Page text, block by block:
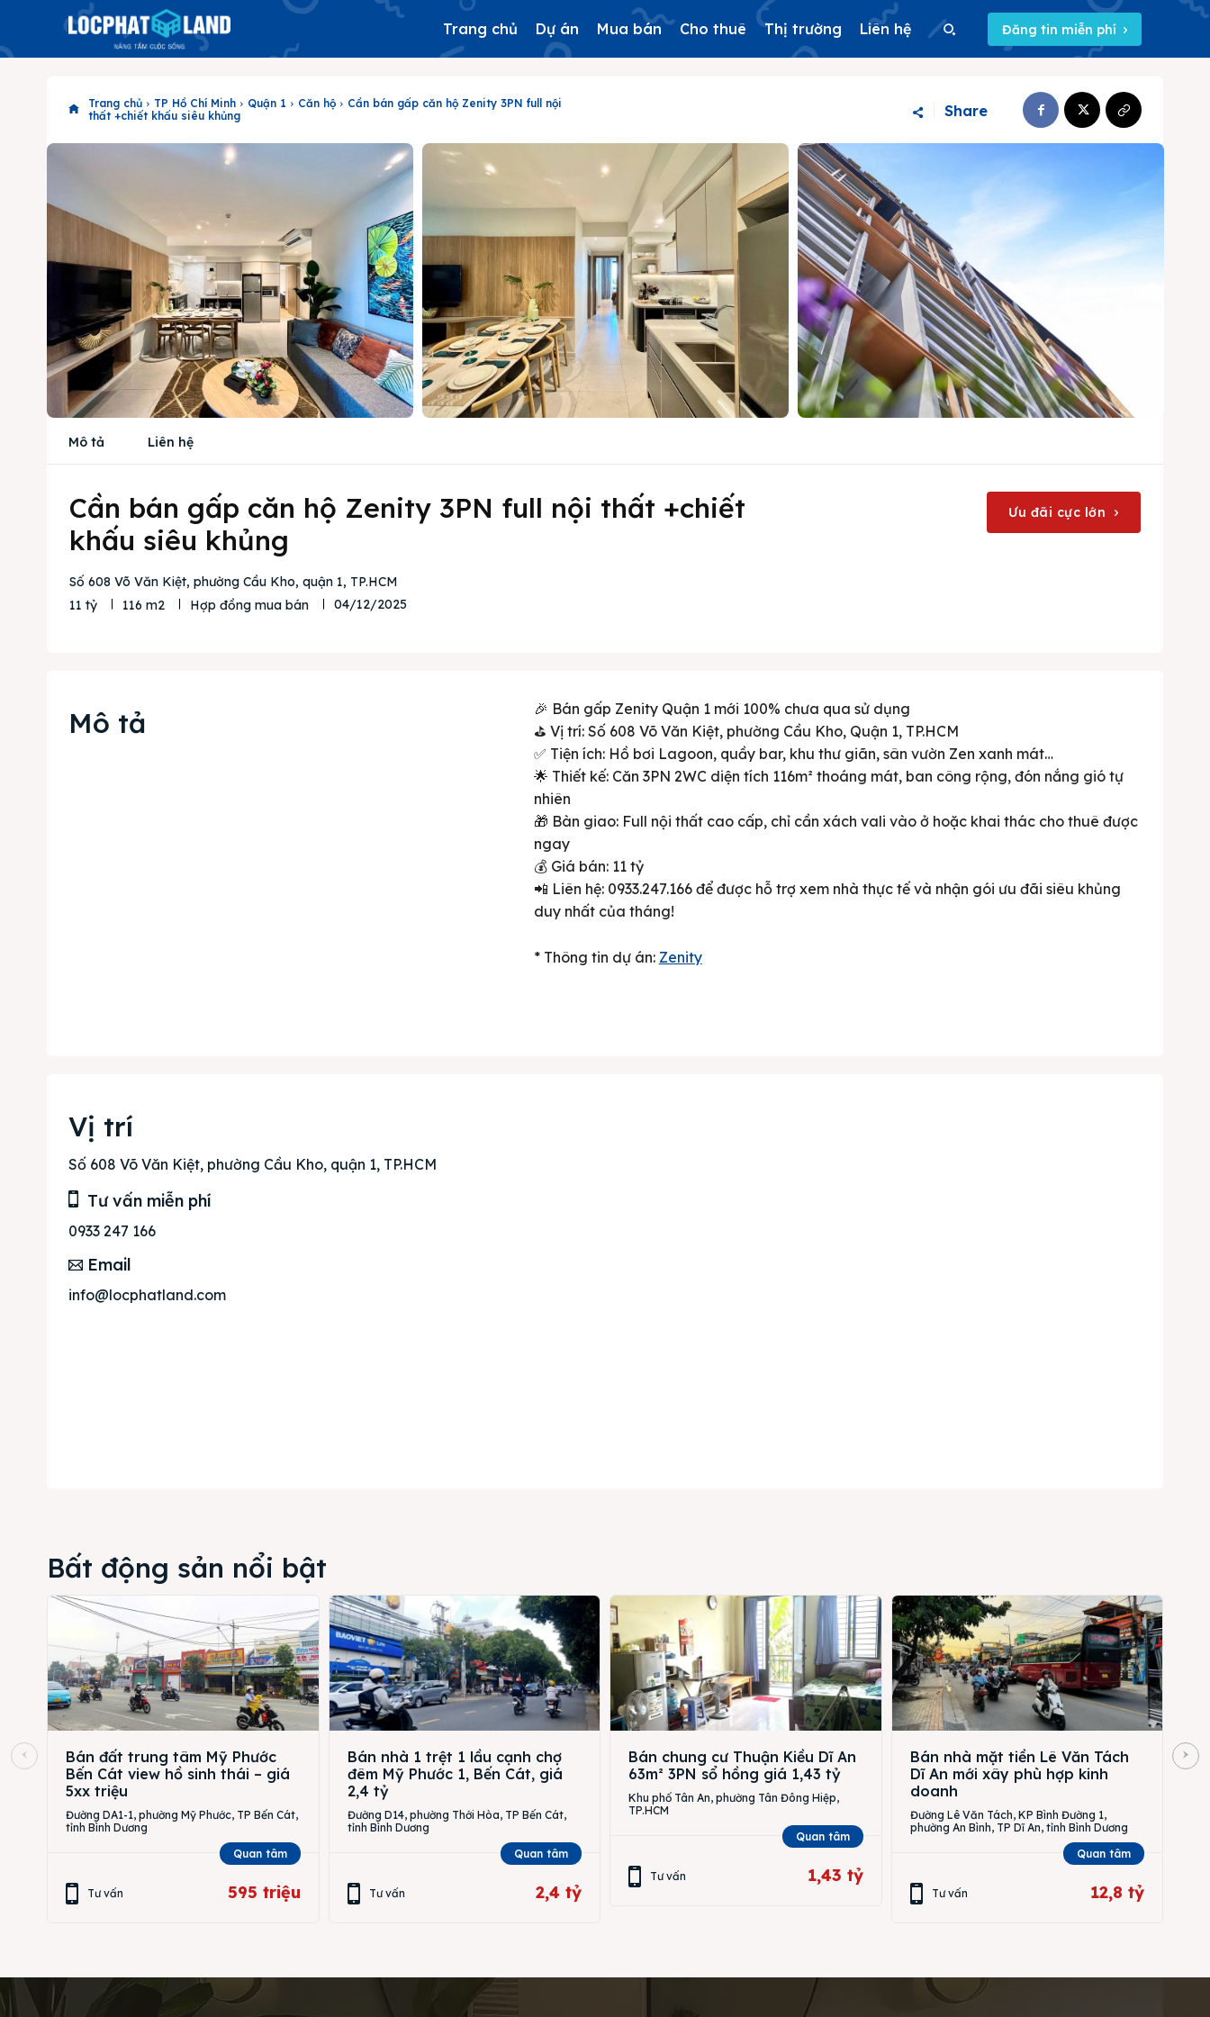
Search
Mua bán
Trang chủ Dự án Mua bán Cho thuê Thị trường Liên hệ Đăng tin miễn phí
Trang chủ TP Hồ Chí Minh Quận 1 Căn hộ
Cần bán gấp căn hộ Zenity 3PN full nội
thất +chiết khấu siêu khủng
Share
Mô tả Liên hệ
Cần bán gấp căn hộ Zenity 3PN full nội thất +chiết
khấu siêu khủng
Số 608 Võ Văn Kiệt, phường Cầu Kho, quận 1, TP.HCM
11 tỷ
116 m2 Hợp đồng mua bán 04/12/2025
Ưu đãi cực lớn
Mô tả
🎉 Bán gấp Zenity Quận 1 mới 100% chưa qua sử dụng
⛳ Vị trí: Số 608 Võ Văn Kiệt, phường Cầu Kho, Quận 1, TP.HCM
✅ Tiện ích: Hồ bơi Lagoon, quầy bar, khu thư giãn, sân vườn Zen xanh mát…
🌟 Thiết kế: Căn 3PN 2WC diện tích 116m² thoáng mát, ban công rộng, đón nắng gió tự
nhiên
🎁 Bàn giao: Full nội thất cao cấp, chỉ cần xách vali vào ở hoặc khai thác cho thuê được
ngay
💰 Giá bán: 11 tỷ
📲 Liên hệ: 0933.247.166 để được hỗ trợ xem nhà thực tế và nhận gói ưu đãi siêu khủng
duy nhất của tháng!
* Thông tin dự án: Zenity
Vị trí
Số 608 Võ Văn Kiệt, phường Cầu Kho, quận 1, TP.HCM
Tư vấn miễn phí
0933 247 166
Email
info@locphatland.com
Bất động sản nổi bật
Bán đất trung tâm Mỹ Phước
Bến Cát view hồ sinh thái – giá
5xx triệu
Đường DA1-1, phường Mỹ Phước, TP Bến Cát,
tỉnh Bình Dương
Quan tâm
Tư vấn 595 triệu
Bán nhà 1 trệt 1 lầu cạnh chợ
đêm Mỹ Phước 1, Bến Cát, giá
2,4 tỷ
Đường D14, phường Thới Hòa, TP Bến Cát,
tỉnh Bình Dương
Quan tâm
Tư vấn 2,4 tỷ
Bán chung cư Thuận Kiều Dĩ An
63m² 3PN sổ hồng giá 1,43 tỷ
Khu phố Tân An, phường Tân Đông Hiệp,
TP.HCM
Quan tâm
Tư vấn 1,43 tỷ
Bán nhà mặt tiền Lê Văn Tách
Dĩ An mới xây phù hợp kinh
doanh
Đường Lê Văn Tách, KP Bình Đường 1,
phường An Bình, TP Dĩ An, tỉnh Bình Dương
Quan tâm
Tư vấn 12,8 tỷ